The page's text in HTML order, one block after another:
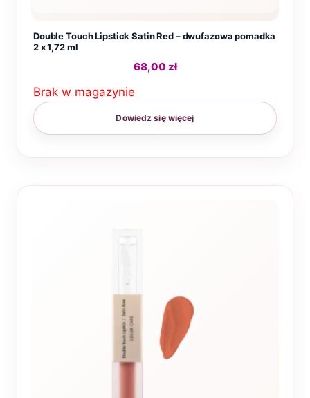
Double Touch Lipstick Satin Red – dwufazowa pomadka
2 x 1,72 ml
68,00 zł
Brak w magazynie
Dowiedz się więcej